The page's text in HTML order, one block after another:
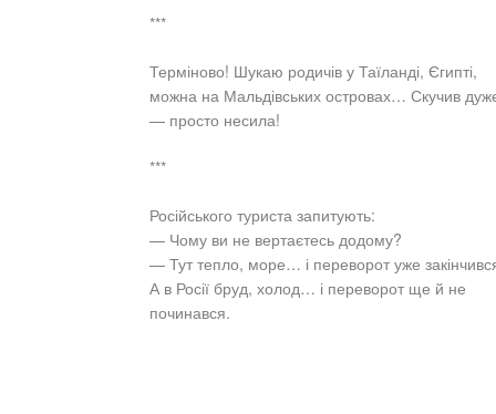
***
Терміново! Шукаю родичів у Таїланді, Єгипті,
можна на Мальдівських островах… Скучив
— просто несила!
***
Російського туриста запитують:
— Чому ви не вертаєтесь додому?
— Тут тепло, море… і переворот уже
А в Росії бруд, холод… і переворот ще й не
починався.